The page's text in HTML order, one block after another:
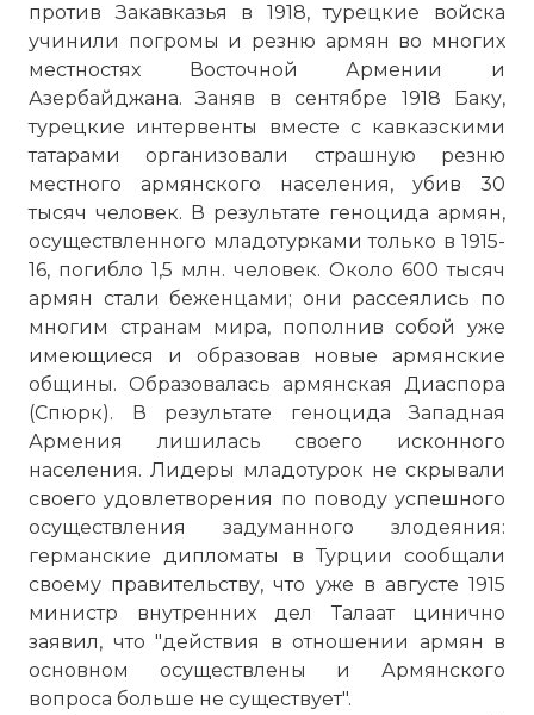
против Закавказья в 1918, турецкие войска
учинили погромы и резню армян во многих
местностях Восточной Армении и
Азербайджана. Заняв в сентябре 1918 Баку,
турецкие интервенты вместе с кавказскими
татарами организовали страшную резню
местного армянского населения, убив 30
тысяч человек. В результате геноцида армян,
осуществленного младотурками только в 1915-
16, погибло 1,5 млн. человек. Около 600 тысяч
армян стали беженцами; они рассеялись по
многим странам мира, пополнив собой уже
имеющиеся и образовав новые армянские
общины. Образовалась армянская Диаспора
(Спюрк). В результате геноцида Западная
Армения лишилась своего исконного
населения. Лидеры младотурок не скрывали
своего удовлетворения по поводу успешного
осуществления задуманного злодеяния:
германские дипломаты в Турции сообщали
своему правительству, что уже в августе 1915
министр внутренних дел Талаат цинично
заявил, что "действия в отношении армян в
основном осуществлены и Армянского
вопроса больше не существует".